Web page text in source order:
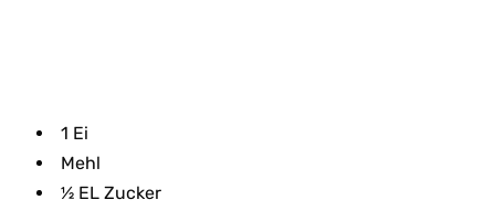
1 Ei
Mehl
½ EL Zucker